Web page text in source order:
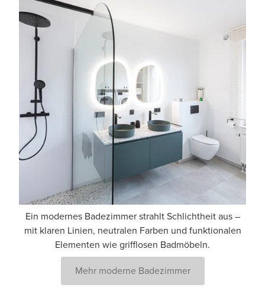
Ein modernes Badezimmer strahlt Schlichtheit aus –
mit klaren Linien, neutralen Farben und funktionalen
Elementen wie grifflosen Badmöbeln.
Mehr moderne Badezimmer